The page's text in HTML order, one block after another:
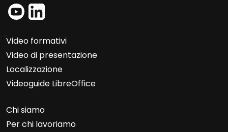
Video formativi
Video di presentazione
Localizzazione
Videoguide LibreOffice
Chi siamo
Per chi lavoriamo